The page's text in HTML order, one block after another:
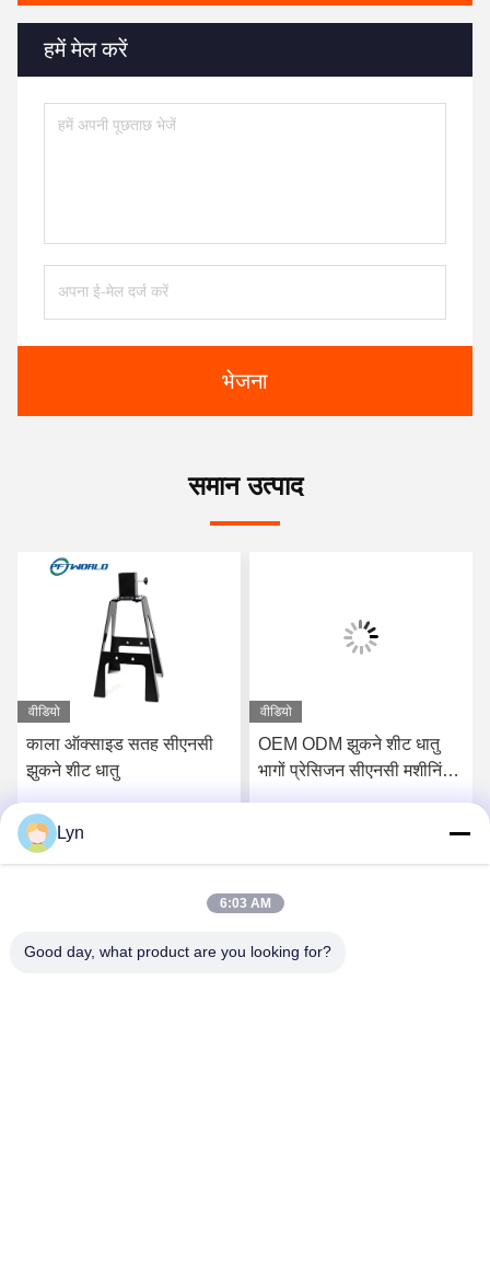
हमें मेल करें
भेजना
समान उत्पाद
वीडियो
काला ऑक्साइड सतह सीएनसी
झुकने शीट धातु
वीडियो
OEM ODM झुकने शीट धातु
भागों प्रेसिजन सीएनसी मशीनिंग
Lyn
6:03 AM
Good day, what product are you looking for?